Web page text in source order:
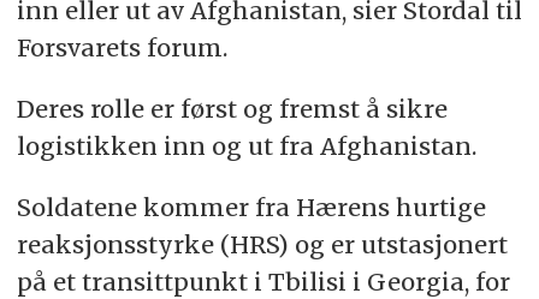
inn eller ut av Afghanistan, sier Stordal til
Forsvarets forum.
Deres rolle er først og fremst å sikre
logistikken inn og ut fra Afghanistan.
Soldatene kommer fra Hærens hurtige
reaksjonsstyrke (HRS) og er utstasjonert
på et transittpunkt i Tbilisi i Georgia, for